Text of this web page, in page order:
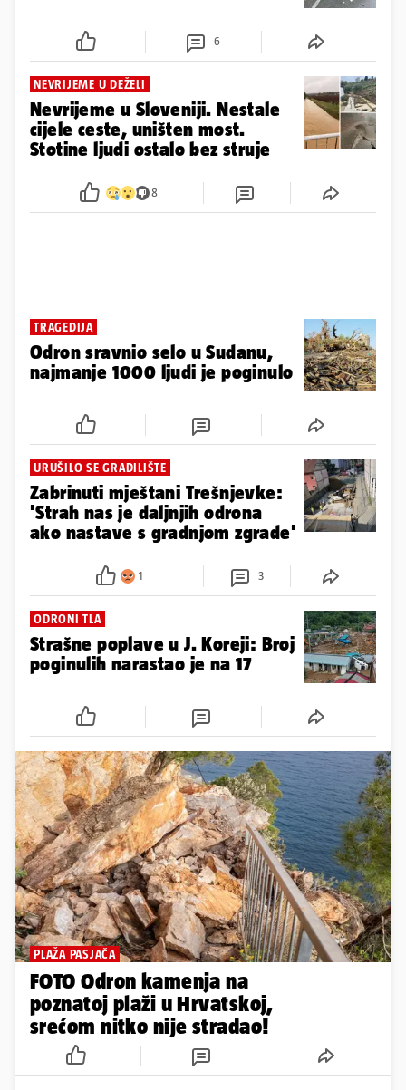
6
NEVRIJEME U DEŽELI
Nevrijeme u Sloveniji. Nestale
cijele ceste, uništen most.
Stotine ljudi ostalo bez struje
8
TRAGEDIJA
Odron sravnio selo u Sudanu,
najmanje 1000 ljudi je poginulo
URUŠILO SE GRADILIŠTE
Zabrinuti mještani Trešnjevke:
'Strah nas je daljnjih odrona
ako nastave s gradnjom zgrade'
1 3
ODRONI TLA
Strašne poplave u J. Koreji: Broj
poginulih narastao je na 17
PLAŽA PASJAČA
FOTO Odron kamenja na
poznatoj plaži u Hrvatskoj,
srećom nitko nije stradao!